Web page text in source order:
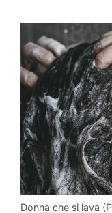
Donna che si lava